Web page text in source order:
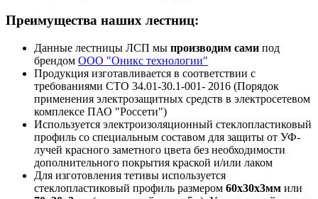
Преимущества наших лестниц:
Данные лестницы ЛСП мы производим сами под
брендом ООО "Оникс технологии"
Продукция изготавливается в соответствии с
требованиями СТО 34.01-30.1-001- 2016 (Порядок
применения электрозащитных средств в электросетевом
комплексе ПАО "Россети")
Используется электроизоляционный стеклопластиковый
профиль со специальным составом для защиты от УФ-
лучей красного заметного цвета без необходимости
дополнительного покрытия краской и/или лаком
Для изготовления тетивы используется
стеклопластиковый профиль размером 60х30х3мм или